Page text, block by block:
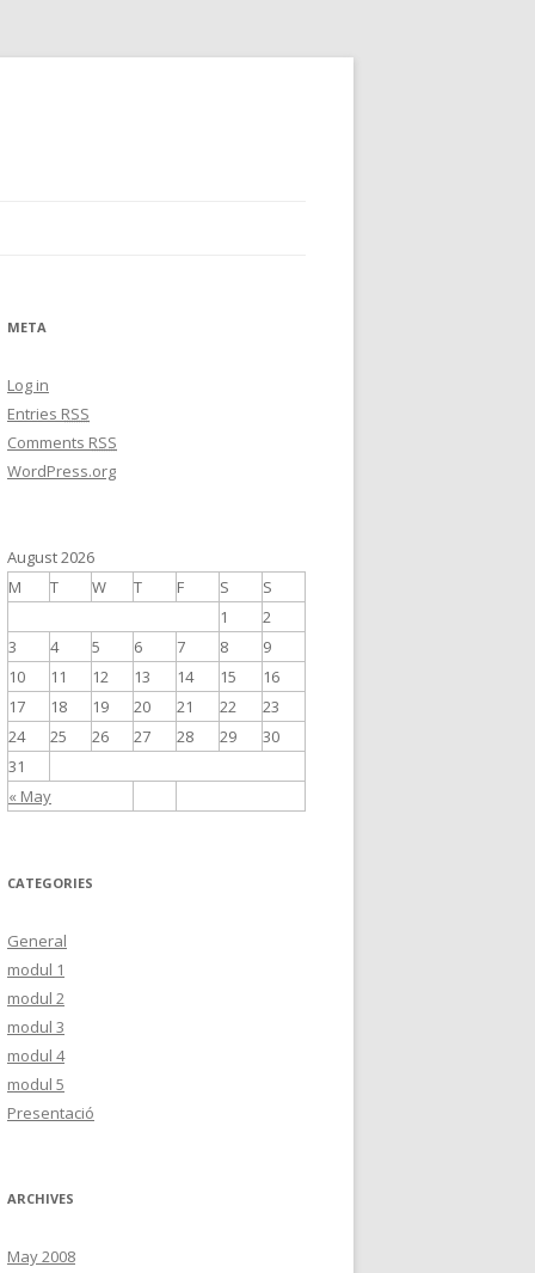
META
Log in
Entries RSS
Comments RSS
WordPress.org
August 2026
M
T W T F S S
« May
1
2
3
4 5 6 7 8
9
10
11 12 13 14 15
16
17
18 19 20 21 22
23
24
25 26 27 28 29
30
31
CATEGORIES
General
modul 1
modul 2
modul 3
modul 4
modul 5
Presentació
ARCHIVES
May 2008